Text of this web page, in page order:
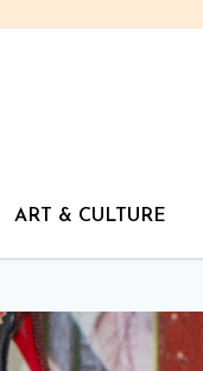
ART & CULTURE